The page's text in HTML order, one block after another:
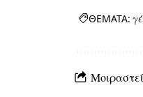
ΘΕΜΑΤΑ: